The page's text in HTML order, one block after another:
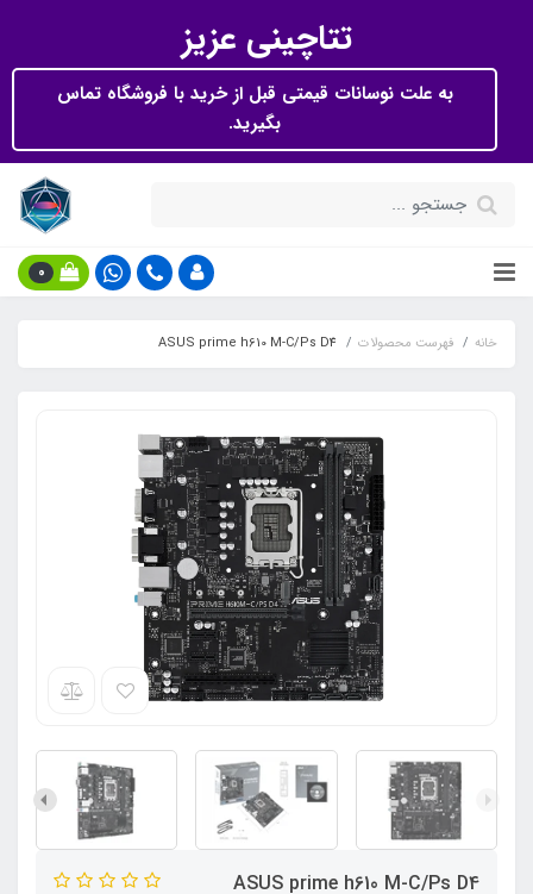
تتاچینی عزیز
به علت نوسانات قیمتی قبل از خرید با فروشگاه تماس
بگیرید.
0
خانه فهرست محصولات ASUS prime h610 M-C/Ps D4
ASUS prime h610 M-C/Ps D4